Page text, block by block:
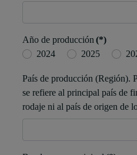
Año de producción (*)
2024
2025
País de producción (Región).
se refiere al principal país de
rodaje ni al país de origen de